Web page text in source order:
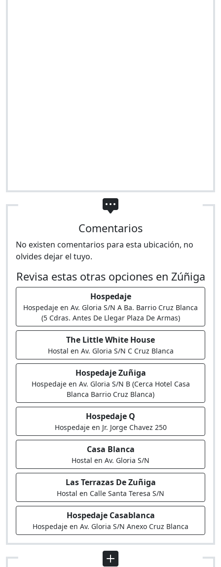
Comentarios
No existen comentarios para esta ubicación, no
olvides dejar el tuyo.
Revisa estas otras opciones en Zúñiga
Hospedaje
Hospedaje en Av. Gloria S/N A Ba. Barrio Cruz Blanca
(5 Cdras. Antes De Llegar Plaza De Armas)
The Little White House
Hostal en Av. Gloria S/N C Cruz Blanca
Hospedaje Zuñiga
Hospedaje en Av. Gloria S/N B (Cerca Hotel Casa
Blanca Barrio Cruz Blanca)
Hospedaje Q
Hospedaje en Jr. Jorge Chavez 250
Casa Blanca
Hostal en Av. Gloria S/N
Las Terrazas De Zuñiga
Hostal en Calle Santa Teresa S/N
Hospedaje Casablanca
Hospedaje en Av. Gloria S/N Anexo Cruz Blanca